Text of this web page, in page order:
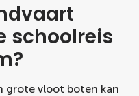
schoolreis
grote vloot boten kan